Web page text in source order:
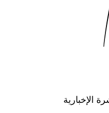
الإخبارية